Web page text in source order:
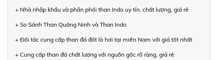
+ Nhà nhập khẩu và phân phối than Indo uy tín, chất lượng, giá rẻ
+ So Sánh Than Quảng Ninh và Than Indo
+ Đối tác cung cấp than đá đốt lò hơi tại miền Nam với giá tốt nhất
+ Cung cấp than đá chất lượng với nguồn gốc rõ ràng, giá rẻ